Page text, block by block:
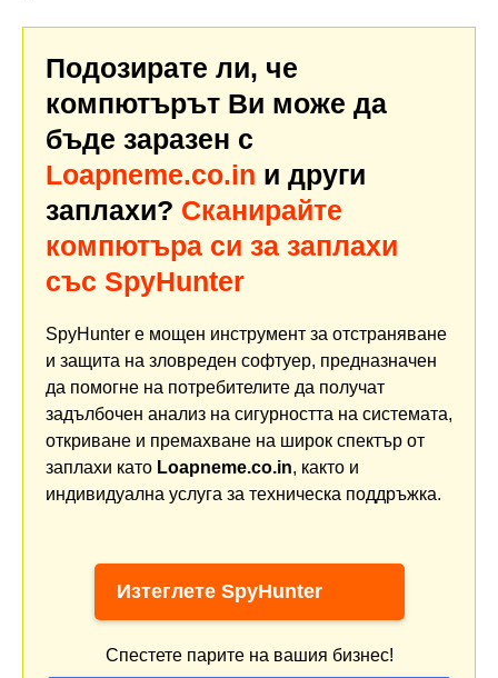
Подозирате ли, че
компютърът Ви може да
бъде заразен с
Loapneme.co.in и други
заплахи? Сканирайте
компютъра си за заплахи
със SpyHunter
SpyHunter е мощен инструмент за отстраняване
и защита на зловреден софтуер, предназначен
да помогне на потребителите да получат
задълбочен анализ на сигурността на системата,
откриване и премахване на широк спектър от
заплахи като Loapneme.co.in, както и
индивидуална услуга за техническа поддръжка.
Изтеглете SpyHunter
Спестете парите на вашия бизнес!